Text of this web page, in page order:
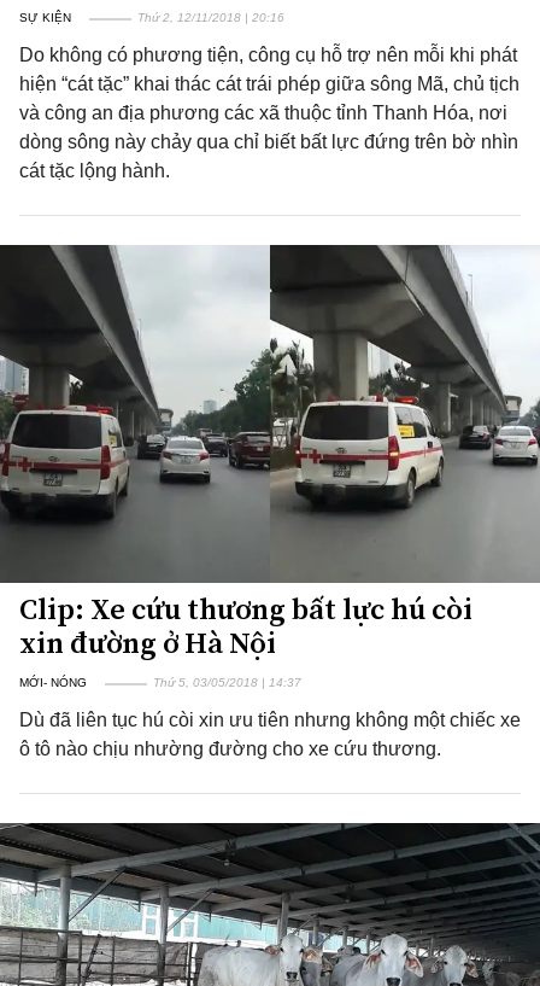
SỰ KIỆN Thứ 2, 12/11/2018 | 20:16
Do không có phương tiện, công cụ hỗ trợ nên mỗi khi phát
hiện “cát tặc” khai thác cát trái phép giữa sông Mã, chủ tịch
và công an địa phương các xã thuộc tỉnh Thanh Hóa, nơi
dòng sông này chảy qua chỉ biết bất lực đứng trên bờ nhìn
cát tặc lộng hành.
Clip: Xe cứu thương bất lực hú còi
xin đường ở Hà Nội
MỚI- NÓNG Thứ 5, 03/05/2018 | 14:37
Dù đã liên tục hú còi xin ưu tiên nhưng không một chiếc xe
ô tô nào chịu nhường đường cho xe cứu thương.